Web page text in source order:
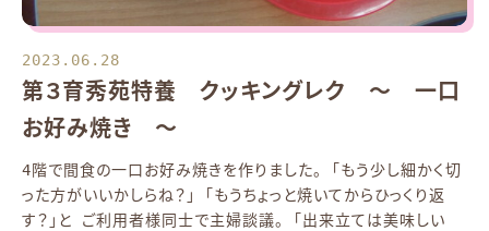
2023.06.28
第３育秀苑特養 クッキングレク ～ 一口
お好み焼き ～
4階で間食の一口お好み焼きを作りました。 「もう少し細かく切
った方がいいかしらね？」 「もうちょっと焼いてからひっくり返
す？」と ご利用者様同士で主婦談議。 「出来立ては美味しい